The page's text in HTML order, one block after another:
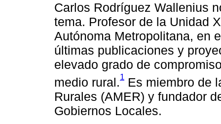
Carlos Rodríguez Wallenius
tema. Profesor de la Unidad
Autónoma Metropolitana, en
últimas publicaciones y
elevado grado de
medio rural.1 Es miembro de
Rurales (AMER) y fundador
Gobiernos Locales.